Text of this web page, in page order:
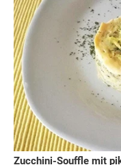
Zucchini-Souffle mit